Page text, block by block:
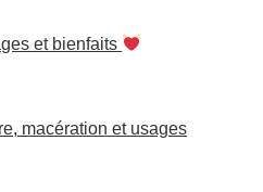
et bienfaits
macération et usages